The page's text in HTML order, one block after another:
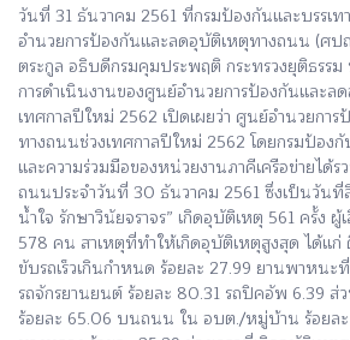
วันที่ 31 ธันวาคม 2561 ที่กรมป้องกันและบรรเ
อำนวยการป้องกันและลดอุบัติเหตุทางถนน (ศป
ตระกูล อธิบดีกรมคุมประพฤติ กระทรวงยุติธรรม
การดำเนินงานของศูนย์อำนวยการป้องกันและ
เทศกาลปีใหม่ 2562 เปิดเผยว่า ศูนย์อำนวยกา
ทางถนนช่วงเทศกาลปีใหม่ 2562 โดยกรมป้องกั
และความร่วมมือของหน่วยงานภาคีเครือข่ายได้
ถนนประจำวันที่ 30 ธันวาคม 2561 ซึ่งเป็นวันที่
น้ำใจ รักษาวินัยจราจร” เกิดอุบัติเหตุ 561 ครั้ง ผู้
578 คน สาเหตุที่ทำให้เกิดอุบัติเหตุสูงสุด ได้แ
ขับรถเร็วเกินกำหนด ร้อยละ 27.99 ยานพาหนะ
รถจักรยานยนต์ ร้อยละ 80.31 รถปิคอัพ 6.39 ส่
ร้อยละ 65.06 บนถนน ใน อบต./หมู่บ้าน ร้อยล